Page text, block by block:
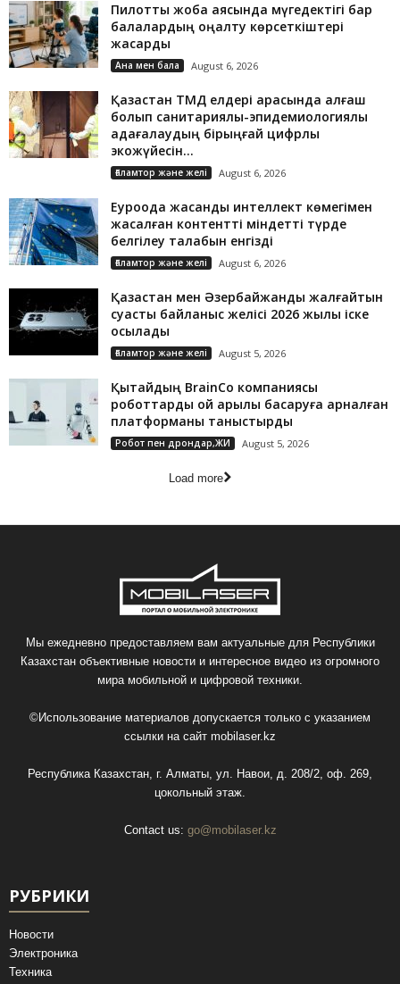
Пилоттық жоба аясында мүгедектігі бар
балалардың оңалту көрсеткіштері
жақсарды
Ана мен бала August 6, 2026
Қазақстан ТМД елдері арасында алғаш
болып санитариялық-эпидемиологиялық
қадағалаудың бірыңғай цифрлық
экожүйесін...
Ғаламтор және желі August 6, 2026
Еуроодақ жасанды интеллект көмегімен
жасалған контентті міндетті түрде
белгілеу талабын енгізді
Ғаламтор және желі August 6, 2026
Қазақстан мен Әзербайжанды жалғайтын
суасты байланыс желісі 2026 жылы іске
қосылады
Ғаламтор және желі August 5, 2026
Қытайдың BrainCo компаниясы
роботтарды ой арқылы басқаруға арналған
платформаны таныстырды
Робот пен дрондар,ЖИ August 5, 2026
Load more
Мы ежедневно предоставляем вам актуальные для Республики
Казахстан объективные новости и интересное видео из огромного
мира мобильной и цифровой техники.
©Использование материалов допускается только с указанием
ссылки на сайт mobilaser.kz
Республика Казахстан, г. Алматы, ул. Навои, д. 208/2, оф. 269,
цокольный этаж.
Contact us: go@mobilaser.kz
РУБРИКИ
Новости
Электроника
Техника